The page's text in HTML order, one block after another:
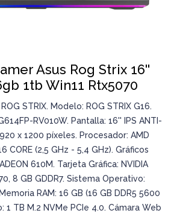
Asus Rog Strix 16''
1tb Win11 Rtx5070
STRIX. Modelo: ROG STRIX G16.
RV010W. Pantalla: 16'' IPS ANTI-
x 1200 píxeles. Procesador: AMD
CORE (2,5 GHz - 5,4 GHz). Gráficos
610M. Tarjeta Gráfica: NVIDIA
8 GB GDDR7. Sistema Operativo:
RAM: 16 GB (16 GB DDR5 5600
1 TB M.2 NVMe PCIe 4.0. Cámara Web